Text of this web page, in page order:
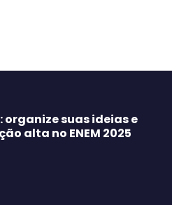
suas ideias e
alta no ENEM 2025